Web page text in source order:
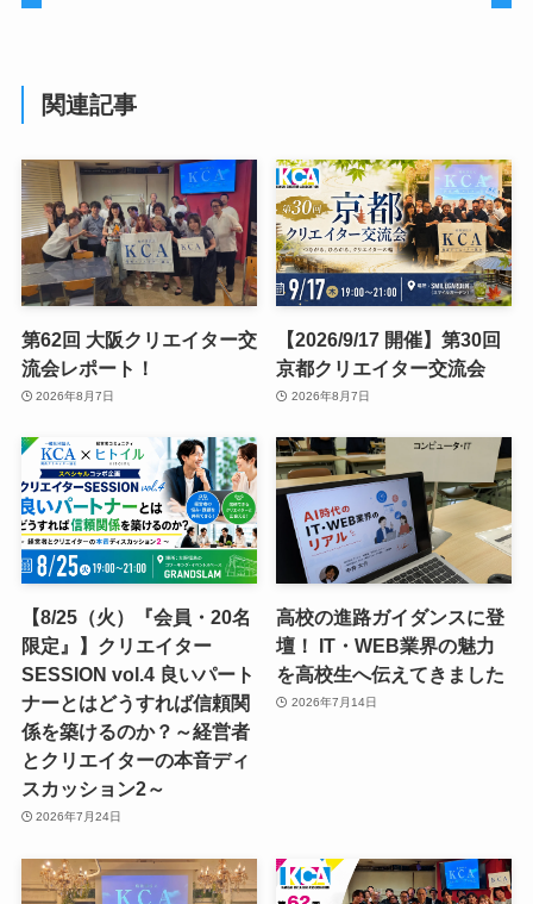
関連記事
第62回 大阪クリエイター交
流会レポート！
2026年8月7日
【2026/9/17 開催】第30回
京都クリエイター交流会
2026年8月7日
【8/25（火）『会員・20名
限定』】クリエイター
SESSION vol.4 良いパート
ナーとはどうすれば信頼関
係を築けるのか？～経営者
とクリエイターの本音ディ
スカッション2～
2026年7月24日
高校の進路ガイダンスに登
壇！ IT・WEB業界の魅力
を高校生へ伝えてきました
2026年7月14日